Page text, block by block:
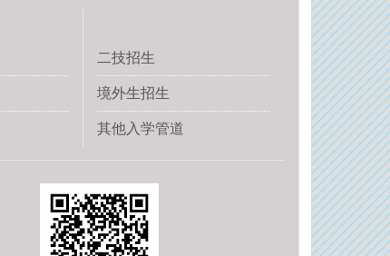
二技招生
境外生招生
其他入学管道